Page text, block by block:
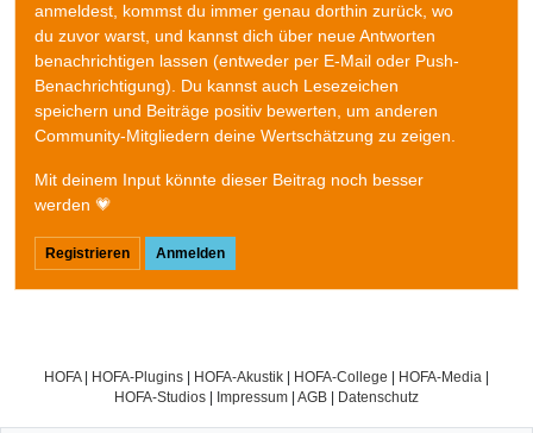
anmeldest, kommst du immer genau dorthin zurück, wo
du zuvor warst, und kannst dich über neue Antworten
benachrichtigen lassen (entweder per E-Mail oder Push-
Benachrichtigung). Du kannst auch Lesezeichen
speichern und Beiträge positiv bewerten, um anderen
Community-Mitgliedern deine Wertschätzung zu zeigen.
Mit deinem Input könnte dieser Beitrag noch besser
werden 💗
Registrieren Anmelden
HOFA| HOFA-Plugins HOFA-Akustik HOFA-College HOFA-Media
HOFA-Studios
Impressum AGB Datenschutz